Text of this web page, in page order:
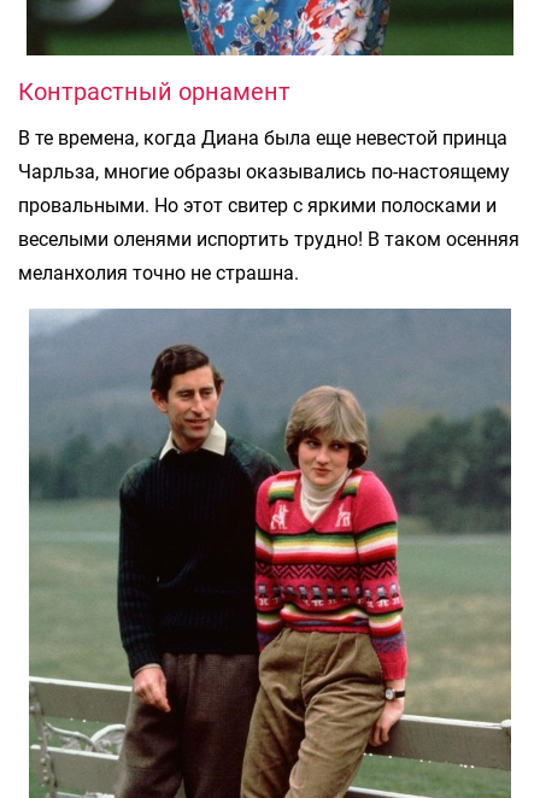
Контрастный орнамент
В те времена, когда Диана была еще невестой принца
Чарльза, многие образы оказывались по-настоящему
провальными. Но этот свитер с яркими полосками и
веселыми оленями испортить трудно! В таком осенняя
меланхолия точно не страшна.